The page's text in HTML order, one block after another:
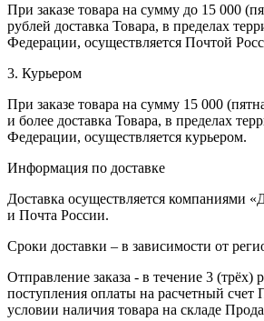
При заказе товара на сумму до 15 000
рублей доставка Товара, в пределах
Федерации, осуществляется Почтой
3. Курьером
При заказе товара на сумму 15 000
и более доставка Товара, в пределах
Федерации, осуществляется курьером.
Информация по доставке
Доставка осуществляется
и Почта России.
Сроки доставки – в зависимости от
Отправление заказа - в течение 3 (трёх)
поступления оплаты на расчетный счет
условии наличия товара на складе